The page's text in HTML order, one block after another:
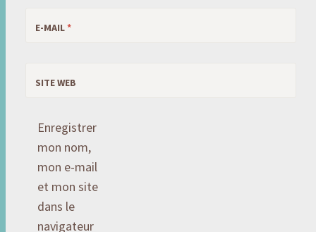
E-MAIL*
SITE WEB
Enregistrer
mon nom,
mon e-mail
et mon site
dans le
navigateur